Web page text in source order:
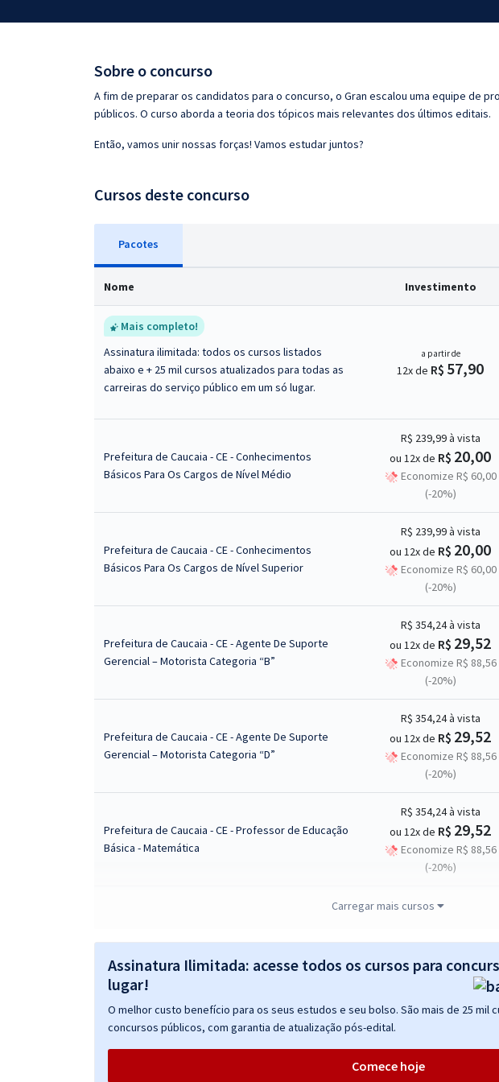
Conteúdo gratuito
Sobre o concurso
A fim de preparar os candidatos para o concurso, o Gran escalou uma equipe de
públicos. O curso aborda a teoria dos tópicos mais relevantes dos últimos editais.
Então, vamos unir nossas forças! Vamos estudar juntos?
Cursos deste concurso
Pacotes
Nome Investimento
Mais completo!
Assinatura ilimitada: todos os cursos listados
abaixo e + 25 mil cursos atualizados para todas as
carreiras do serviço público em um só lugar.
a partir de
12x de R$ 57,90
Prefeitura de Caucaia - CE - Conhecimentos
Básicos Para Os Cargos de Nível Médio
R$ 239,99à vista
ou 12x de R$ 20,00
Economize R$ 60,00
(-20%)
Prefeitura de Caucaia - CE - Conhecimentos
Básicos Para Os Cargos de Nível Superior
R$ 239,99à vista
ou 12x de R$ 20,00
Economize R$ 60,00
(-20%)
Prefeitura de Caucaia - CE - Agente De Suporte
Gerencial – Motorista Categoria “B”
R$ 354,24à vista
ou 12x de R$ 29,52
Economize R$ 88,56
(-20%)
Prefeitura de Caucaia - CE - Agente De Suporte
Gerencial – Motorista Categoria “D”
R$ 354,24à vista
ou 12x de R$ 29,52
Economize R$ 88,56
(-20%)
Prefeitura de Caucaia - CE - Professor de Educação
Básica - Matemática
R$ 354,24à vista
ou 12x de R$ 29,52
Economize R$ 88,56
(-20%)
R$ 479,99
Economize R$ 120,00
(-20%)
Prefeitura de Caucaia - CE - Guarda Municipal
ou 12x de R$29,52
(-20%)
Carregar mais cursos
Assinatura Ilimitada: acesse todos os cursos para
lugar!
O melhor custo benefício para os seus estudos e seu bolso. São mais de 25 mil
concursos públicos, com garantia de atualização pós-edital.
Comece hoje